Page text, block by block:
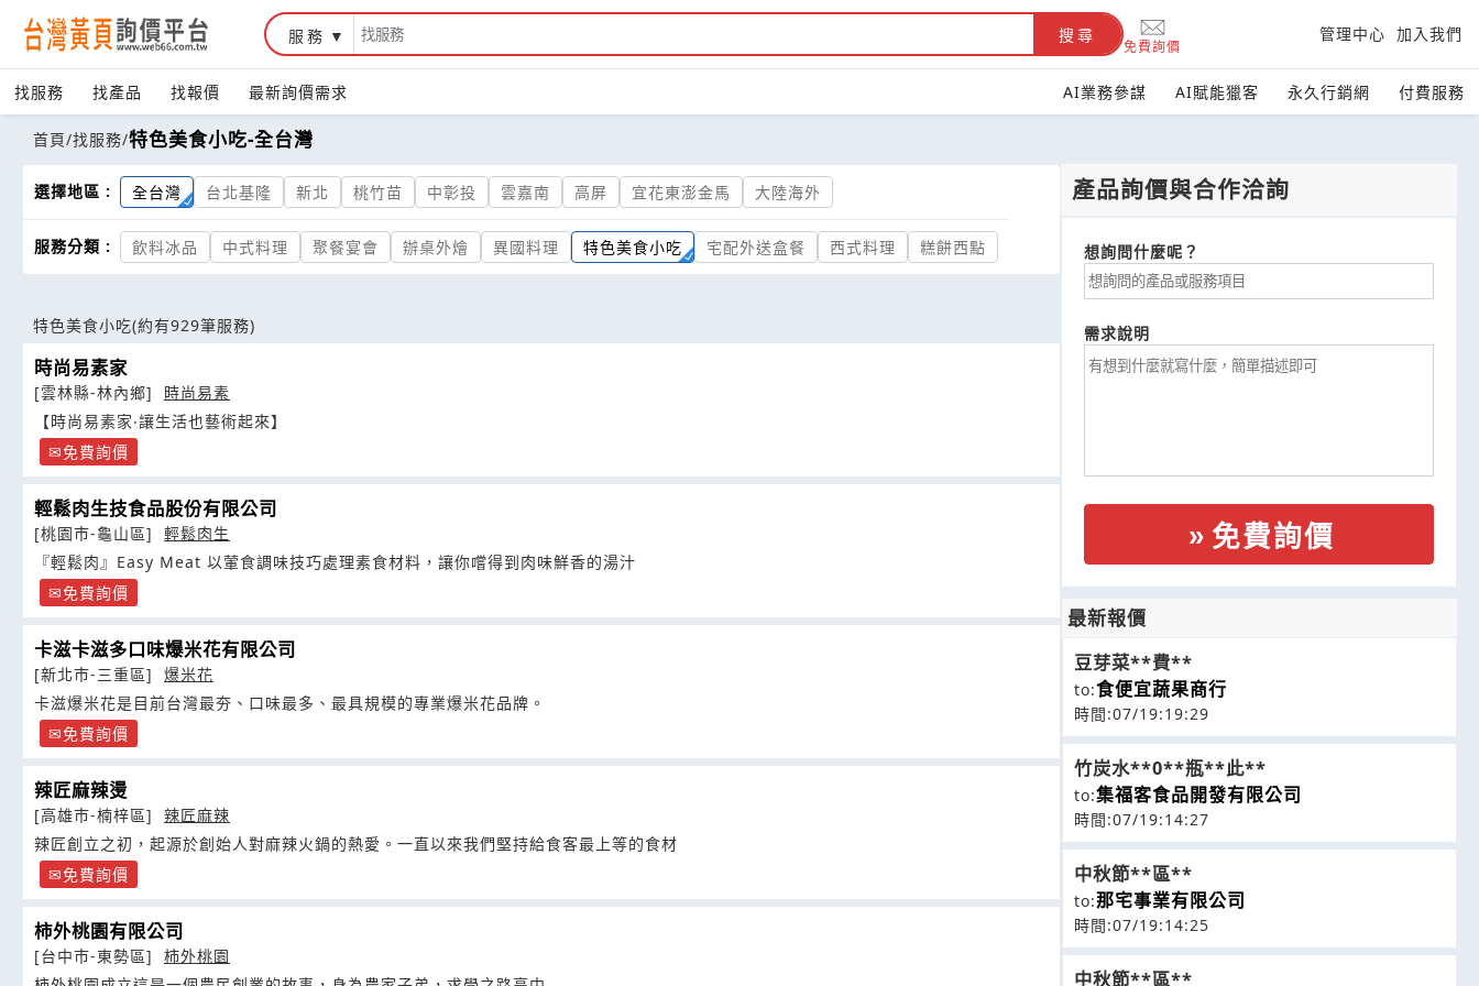
服務 搜尋
免費詢價
管理中心 加入我們
找服務 找產品 找報價 最新詢價需求 AI業務參謀 AI賦能獵客 永久行銷網 付費服務
首頁/找服務/特色美食小吃-全台灣
選擇地區 : 全台灣 台北基隆 新北 桃竹苗 中彰投 雲嘉南 高屏 宜花東澎金馬 大陸海外
服務分類 : 飲料冰品 中式料理 聚餐宴會 辦桌外燴 異國料理 特色美食小吃 宅配外送盒餐 西式料理 糕餅西點
特色美食小吃(約有929筆服務)
時尚易素家
[雲林縣-林內鄉]
時尚易素
【時尚易素家‧讓生活也藝術起來】
免費詢價
輕鬆肉生技食品股份有限公司
[桃園市-龜山區]
輕鬆肉生
『輕鬆肉』Easy Meat 以葷食調味技巧處理素食材料，讓你嚐得到肉味鮮香的湯汁
免費詢價
卡滋卡滋多口味爆米花有限公司
[新北市-三重區]
爆米花
卡滋爆米花是目前台灣最夯、口味最多、最具規模的專業爆米花品牌。
免費詢價
辣匠麻辣燙
[高雄市-楠梓區]
辣匠麻辣
辣匠創立之初，起源於創始人對麻辣火鍋的熱愛。一直以來我們堅持給食客最上等的食材
免費詢價
柿外桃園有限公司
[台中市-東勢區]
柿外桃園
產品詢價與合作洽詢
想詢問什麼呢？
需求說明
免費詢價
最新報價
豆芽菜**費**
to:食便宜蔬果商行
時間:07/19:19:29
竹炭水**0**瓶**此**
to:集福客食品開發有限公司
時間:07/19:14:27
中秋節**區**
to:那宅事業有限公司
時間:07/19:14:25
中秋節**區**